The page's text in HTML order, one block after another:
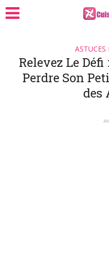
ASTUCES
Relevez Le
Perdre Son
des